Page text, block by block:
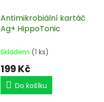
Antimikrobiální kartáč
Ag+ HippoTonic
Skladem (1 ks)
199 Kč
Do košíku